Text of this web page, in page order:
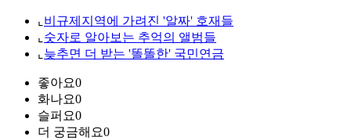
⌞ 비규제지역에 가려진 '알짜' 호재들
⌞ 숫자로 알아보는 추억의 앨범들
⌞ 늦추면 더 받는 '똘똘한' 국민연금
좋아요0
화나요0
슬퍼요0
더 궁금해요0